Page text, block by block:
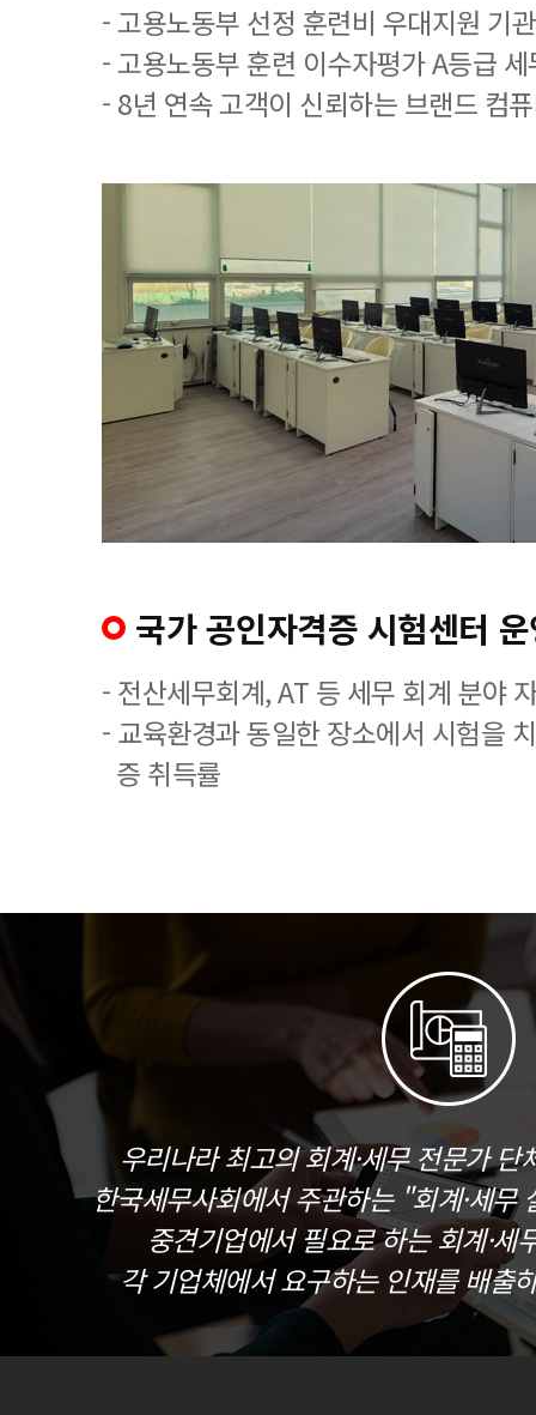
- 고용노동부 선정 훈련비 우대지원 기관
- 고용노동부 훈련 이수자평가 A등급
- 8년 연속 고객이 신뢰하는 브랜드 컴
국가 공인자격증 시험센터
- 전산세무회계, AT 등 세무 회계 분야
- 교육환경과 동일한 장소에서 시험을
증 취득률
우리나라 최고의 회계·세무 전문가
한국세무사회에서 주관하는 "회계·세무
중견기업에서 필요로 하는 회계·세
각 기업체에서 요구하는 인재를 배출